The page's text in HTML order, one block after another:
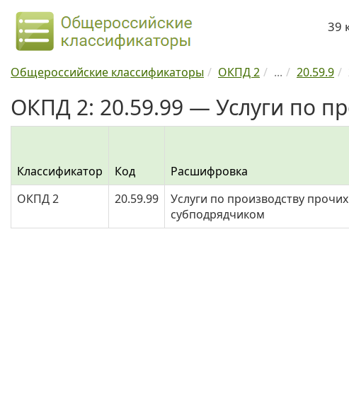
39
Общероссийские классификаторы ОКПД 2 ... 20.59.9
ОКПД 2: 20.59.99 — Услуги по
Классификатор Код
Расшифровка
ОКПД 2
20.59.99
Услуги по производству
субподрядчиком